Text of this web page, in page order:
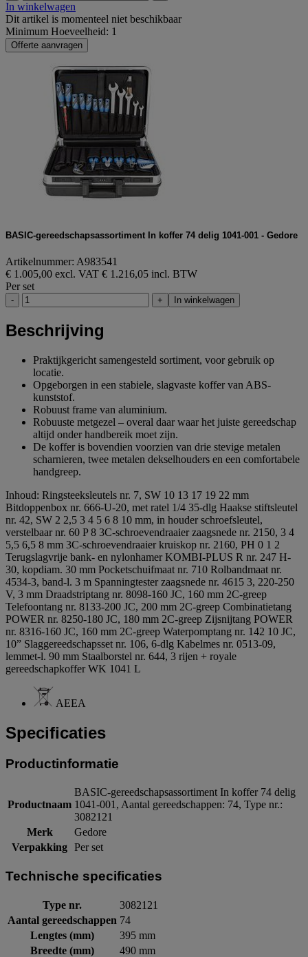
In winkelwagen
Dit artikel is momenteel niet beschikbaar
Minimum Hoeveelheid: 1
Offerte aanvragen
BASIC-gereedschapsassortiment In koffer 74 delig 1041-001 - Gedore
Artikelnummer: A983541
€ 1.005,00 excl. VAT € 1.216,05 incl. BTW
Per set
- + In winkelwagen
Beschrijving
Praktijkgericht samengesteld sortiment, voor gebruik op
locatie.
Opgeborgen in een stabiele, slagvaste koffer van ABS-
kunststof.
Robuust frame van aluminium.
Robuuste metgezel – overal daar waar het juiste gereedschap
altijd onder handbereik moet zijn.
De koffer is bovendien voorzien van drie stevige metalen
scharnieren, twee metalen dekselhouders en een comfortabele
handgreep.
Inhoud: Ringsteeksleutels nr. 7, SW 10 13 17 19 22 mm
Bitdoppenbox nr. 666-U-20, met ratel 1/4 35-dlg Haakse stiftsleutel
nr. 42, SW 2 2,5 3 4 5 6 8 10 mm, in houder schroefsleutel,
verstelbaar nr. 60 P 8 3C-schroevendraaier zaagsnede nr. 2150, 3 4
5,5 6,5 8 mm 3C-schroevendraaier kruiskop nr. 2160, PH 0 1 2
Terugslagvrije bank- en nylonhamer KOMBI-PLUS R nr. 247 H-
30, kopdiam. 30 mm Pocketschuifmaat nr. 710 Rolbandmaat nr.
4534-3, band-l. 3 m Spanningtester zaagsnede nr. 4615 3, 220-250
V, 3 mm Draadstriptang nr. 8098-160 JC, 160 mm 2C-greep
Telefoontang nr. 8133-200 JC, 200 mm 2C-greep Combinatietang
POWER nr. 8250-180 JC, 180 mm 2C-greep Zijsnijtang POWER
nr. 8316-160 JC, 160 mm 2C-greep Waterpomptang nr. 142 10 JC,
10” Slaggereedschapsset nr. 106, 6-dlg Kabelmes nr. 0513-09,
lemmet-l. 90 mm Staalborstel nr. 644, 3 rijen + royale
gereedschapkoffer WK 1041 L
AEEA
Specificaties
Productinformatie
Productnaam
BASIC-gereedschapsassortiment In koffer 74 delig
1041-001, Aantal gereedschappen: 74, Type nr.:
3082121
Merk
Gedore
Verpakking Per set
Technische specificaties
Type nr.
3082121
Aantal gereedschappen 74
Lengtes (mm)
395 mm
Breedte (mm)
490 mm